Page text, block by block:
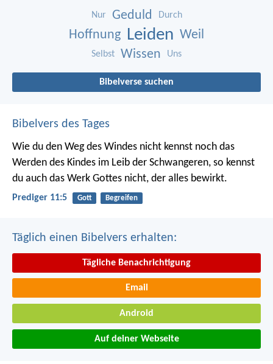
Nur Geduld Durch
Hoffnung Leiden Weil
Selbst Wissen Uns
Bibelverse suchen
Bibelvers des Tages
Wie du den Weg des Windes nicht kennst noch das
Werden des Kindes im Leib der Schwangeren, so kennst
du auch das Werk Gottes nicht, der alles bewirkt.
Prediger 11:5 Gott Begreifen
Täglich einen Bibelvers erhalten:
Tägliche Benachrichtigung
Email
Android
Auf deiner Webseite